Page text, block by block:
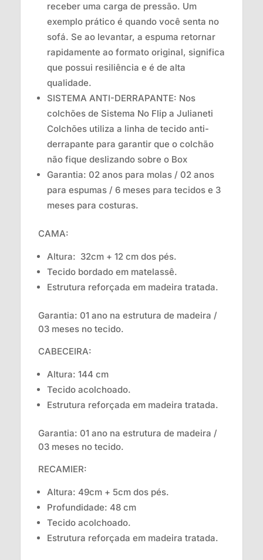
receber uma carga de pressão. Um
exemplo prático é quando você senta no
sofá. Se ao levantar, a espuma retornar
rapidamente ao formato original, significa
que possui resiliência e é de alta
qualidade.
SISTEMA ANTI-DERRAPANTE: Nos
colchões de Sistema No Flip a Julianeti
Colchões utiliza a linha de tecido anti-
derrapante para garantir que o colchão
não fique deslizando sobre o Box
Garantia: 02 anos para molas / 02 anos
para espumas / 6 meses para tecidos e 3
meses para costuras.
CAMA:
Altura: 32cm + 12 cm dos pés.
Tecido bordado em matelassê.
Estrutura reforçada em madeira tratada.
Garantia: 01 ano na estrutura de madeira /
03 meses no tecido.
CABECEIRA:
Altura: 144 cm
Tecido acolchoado.
Estrutura reforçada em madeira tratada.
Garantia: 01 ano na estrutura de madeira /
03 meses no tecido.
RECAMIER:
Altura: 49cm + 5cm dos pés.
Profundidade: 48 cm
Tecido acolchoado.
Estrutura reforçada em madeira tratada.